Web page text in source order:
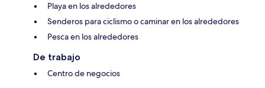
Playa en los alrededores
Senderos para ciclismo o caminar en los alrededores
Pesca en los alrededores
De trabajo
Centro de negocios